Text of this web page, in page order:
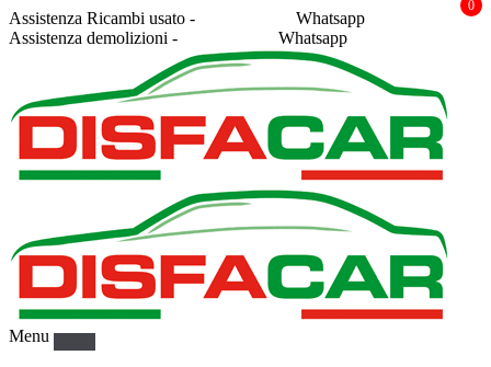
Assistenza Ricambi usato -
Whatsapp
Assistenza demolizioni -
Whatsapp
Menu
0